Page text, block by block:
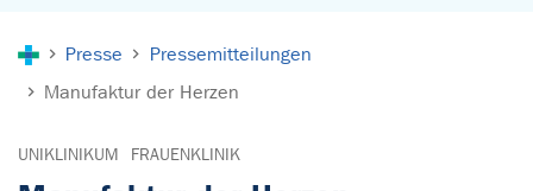
Presse
Pressemitteilungen
Manufaktur der Herzen
UNIKLINIKUM FRAUENKLINIK